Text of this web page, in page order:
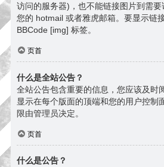
访问的服务器)，也不能链接图片到需
您的 hotmail 或者雅虎邮箱。要显示链
BBCode [img] 标签。
页首
什么是全站公告？
全站公告包含重要的信息，您应该及时
显示在每个版面的顶端和您的用户控制
限由管理员决定。
页首
什么是公告？